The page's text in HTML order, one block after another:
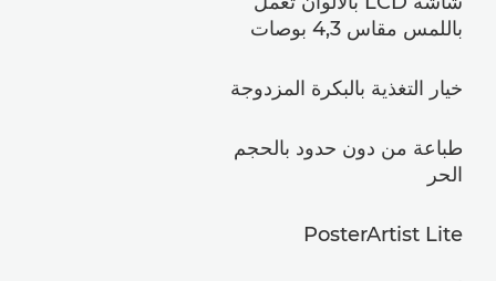
باللمس مقاس 4,3 بوصات
خيار التغذية بالبكرة المزدوجة
طباعة من دون حدود بالحجم
الحر
PosterArtist Lite